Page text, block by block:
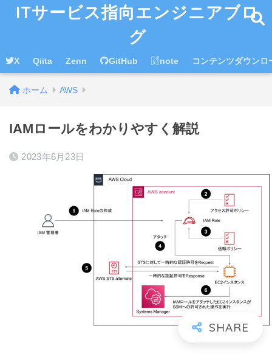
ITサービス指向エンジニアブロ
グ
X Qiita Zenn GitHub note コンテンツダウンロ
ホーム AWS
IAMロールをわかりやすく解説
2023年6月23日